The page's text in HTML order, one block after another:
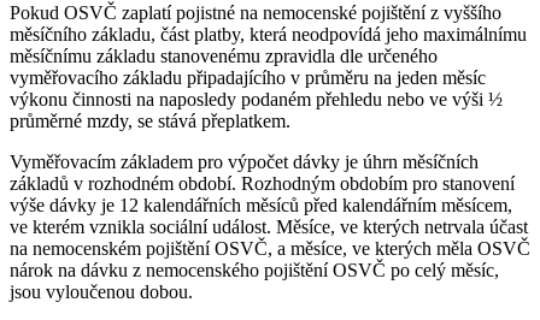
Pokud OSVČ zaplatí pojistné na nemocenské pojištění z vyššího
měsíčního základu, část platby, která neodpovídá jeho maximálnímu
měsíčnímu základu stanovenému zpravidla dle určeného
vyměřovacího základu připadajícího v průměru na jeden měsíc
výkonu činnosti na naposledy podaném přehledu nebo ve výši ½
průměrné mzdy, se stává přeplatkem.
Vyměřovacím základem pro výpočet dávky je úhrn měsíčních
základů v rozhodném období. Rozhodným obdobím pro stanovení
výše dávky je 12 kalendářních měsíců před kalendářním měsícem,
ve kterém vznikla sociální událost. Měsíce, ve kterých netrvala účast
na nemocenském pojištění OSVČ, a měsíce, ve kterých měla OSVČ
nárok na dávku z nemocenského pojištění OSVČ po celý měsíc,
jsou vyloučenou dobou.